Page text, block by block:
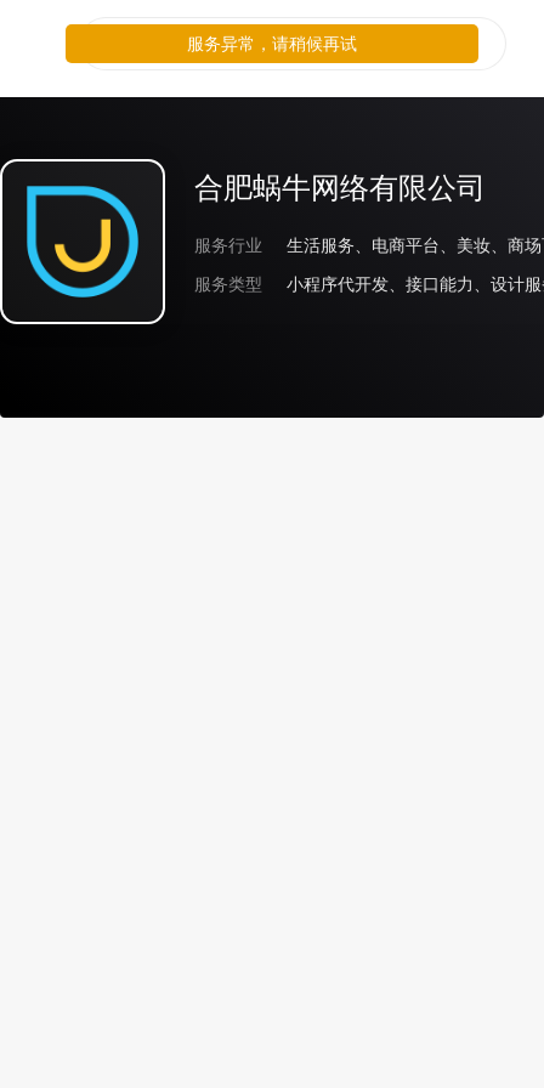
合肥蜗牛网络有限公司
服务行业
生活服务、电商平台、美妆、商
服务类型
小程序代开发、接口能力、设计
服务异常，请稍候再试